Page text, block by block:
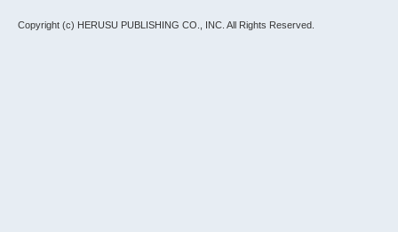
Copyright (c) HERUSU PUBLISHING CO., INC. All Rights Reserved.